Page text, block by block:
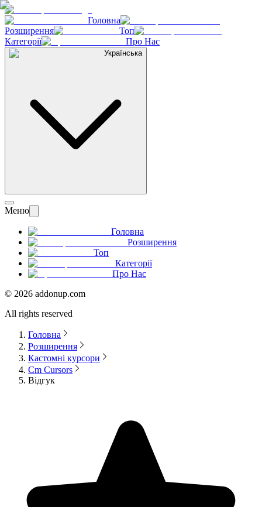
Головна
Розширення
Топ
Категорії
Про Нас
Українська
Меню
Головна
Розширення
Топ
Категорії
Про Нас
© 2026 addonup.com
All rights reserved
Головна
Розширення
Кастомні курсори
Cm Cursors
Відгук